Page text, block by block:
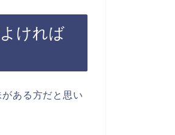
ければ
ある方だと思い